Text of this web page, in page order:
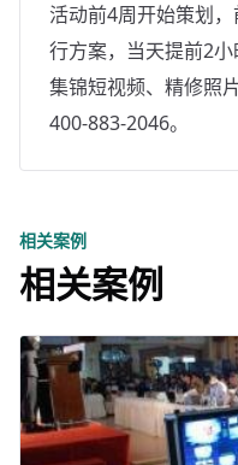
活动前4周开始策划
行方案，当天提前2小
集锦短视频、精修照
400-883-2046。
相关案例
相关案例